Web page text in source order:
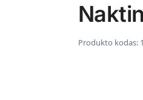
Produkto kodas: